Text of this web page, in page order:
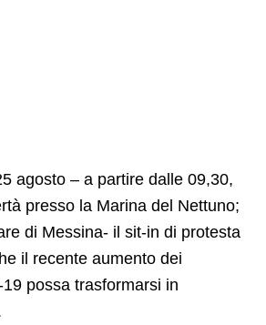
agosto – a partire dalle 09,30,
presso la Marina del Nettuno;
di Messina- il sit-in di protesta
il recente aumento dei
possa trasformarsi in